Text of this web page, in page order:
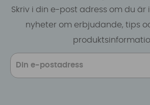
Skriv i din e-post adress om du är
nyheter om erbjudande, tips